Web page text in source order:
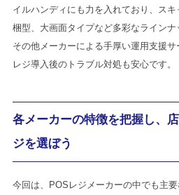
イルハンディにも力を入れており、ス
梱型、大画面タイプなど多彩なラインナ
その他メーカーによる手厚い運用支援
レジ導入後のトラブル対処も安心です。
各メーカーの特徴を把握し、
ジを選ぼう
今回は、POSレジメーカーの中でも主